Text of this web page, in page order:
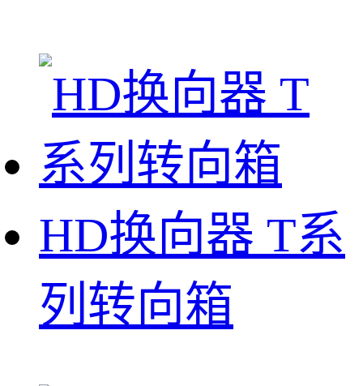
HD换向器 T系
列转向箱